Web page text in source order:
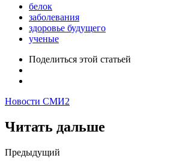
белок
заболевания
здоровье будущего
ученые
Поделиться этой статьей
Новости СМИ2
Читать дальше
Post
Предыдущий